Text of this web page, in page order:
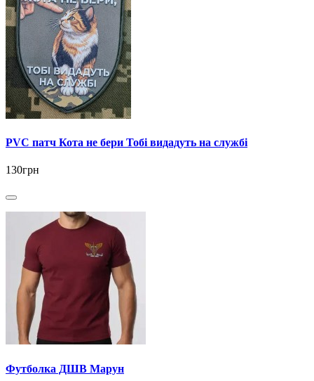
PVC патч Кота не бери Тобі видадуть на службі
130грн
Футболка ДШВ Марун